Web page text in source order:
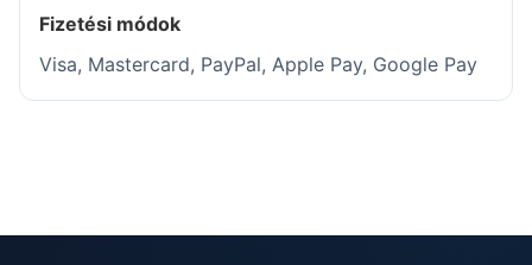
Fizetési módok
Visa, Mastercard, PayPal, Apple Pay, Google Pay